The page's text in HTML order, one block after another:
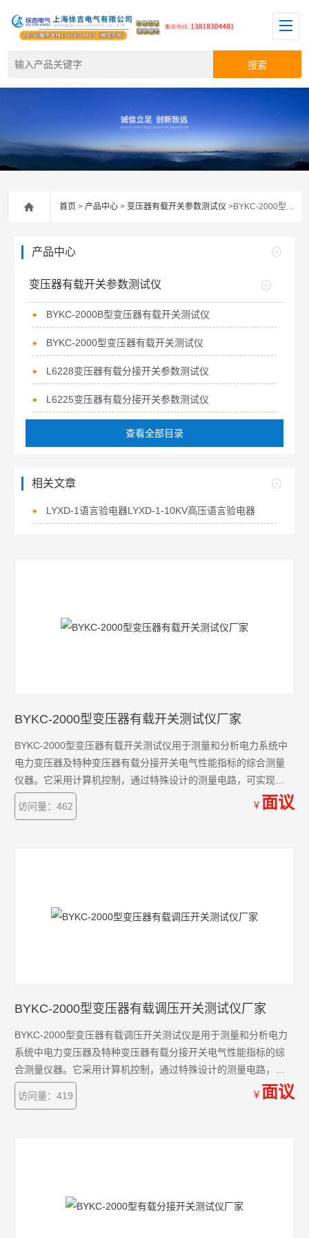
首页 >产品中心 > 变压器有载开关参数测试仪 >BYKC-2000型变压器有载开关测试仪
产品中心
变压器有载开关参数测试仪
BYKC-2000B型变压器有载开关测试仪
BYKC-2000型变压器有载开关测试仪
L6228变压器有载分接开关参数测试仪
L6225变压器有载分接开关参数测试仪
查看全部目录
相关文章
LYXD-1语言验电器LYXD-1-10KV高压语言验电器
BYKC-2000型变压器有载开关测试仪厂家
BYKC-2000型变压器有载开关测试仪用于测量和分析电力系统中
电力变压器及特种变压器有载分接开关电气性能指标的综合测量
仪器。它采用计算机控制，通过特殊设计的测量电路，可实现对
有载分接开关的过渡时间、过渡波形、过渡电阻、三相同期性等
参数的测量，用户可根据需要和现场条件，直接由分接开关引线
访问量：462 ￥ 面议
BYKC-2000型变压器有载调压开关测试仪厂家
BYKC-2000型变压器有载调压开关测试仪是用于测量和分析电力
系统中电力变压器及特种变压器有载分接开关电气性能指标的综
合测量仪器。它采用计算机控制，通过特殊设计的测量电路，可
实现对有载分接开关的过渡时间、过渡波形、过渡电阻、三相同
期性等参数的测量，用户可根据需要和现场条件，直接由分接开
访问量：419 ￥ 面议